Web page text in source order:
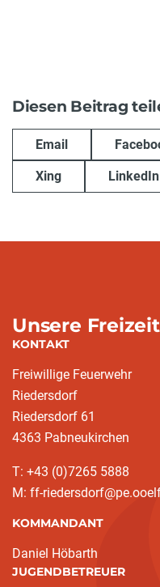
Diesen Beitrag
Email
Xing LinkedIn
Unsere
KONTAKT
Freiwillige Feuerwehr
Riedersdorf
Riedersdorf 61
4363 Pabneukirchen
T: +43 (0)7265 5888
M: ff-
KOMMANDANT
Daniel Höbarth
JUGENDBETREUER